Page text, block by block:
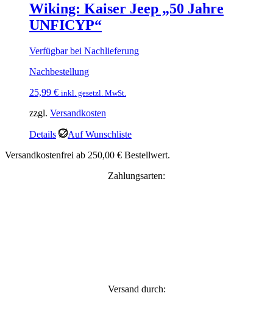
Wiking: Kaiser Jeep „50 Jahre
UNFICYP“
Verfügbar bei Nachlieferung
Nachbestellung
25,99 € inkl. gesetzl. MwSt.
zzgl. Versandkosten
Details
Auf Wunschliste
Versandkostenfrei ab 250,00 € Bestellwert.
Zahlungsarten:
Versand durch: